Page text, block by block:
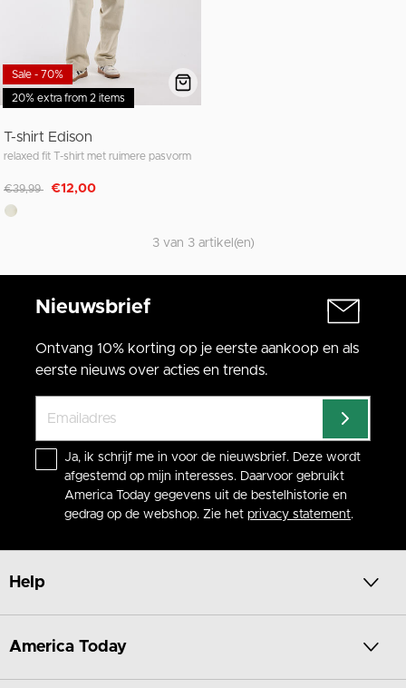
20% extra from 2 items
Sale - 70%
T-shirt Edison
relaxed fit T-shirt met ruimere pasvorm
Afgeprijsd van
€39,99 naar
€12,00
3 van 3 artikel(en)
Nieuwsbrief
Ontvang 10% korting op je eerste aankoop en als
eerste nieuws over acties en trends.
Ja, ik schrijf me in voor de nieuwsbrief. Deze wordt
afgestemd op mijn interesses. Daarvoor gebruikt
America Today gegevens uit de bestelhistorie en
gedrag op de webshop. Zie het privacy statement.
Help
America Today